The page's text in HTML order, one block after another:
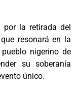
por la retirada del
resonará en la
nigerino de
su soberanía
único.